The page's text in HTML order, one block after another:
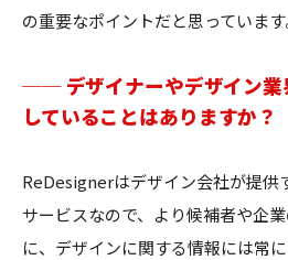
の重要なポイントだと思っています
── デザイナーやデザイン業
していることはありますか？
ReDesignerはデザイン会社が提供
サービスなので、より候補者や企
に、デザインに関する情報には常